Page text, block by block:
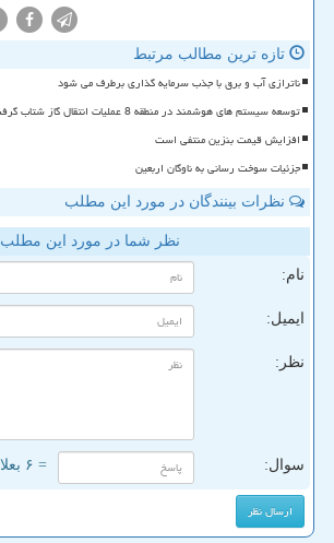
تازه ترین مطالب مرتبط
ناترازی آب و برق با جذب سرمایه گذاری برطرف می شود
توسعه سیستم های هوشمند در منطقه 8 عملیات انتقال گاز شتاب گرفت
افزایش قیمت بنزین منتفی است
جزئیات سوخت رسانی به ناوگان اربعین
نظرات بینندگان در مورد این مطلب
نظر شما در مورد این مطلب
نام:
ایمیل:
نظر:
سوال: = ۶ بعلاوه ۲